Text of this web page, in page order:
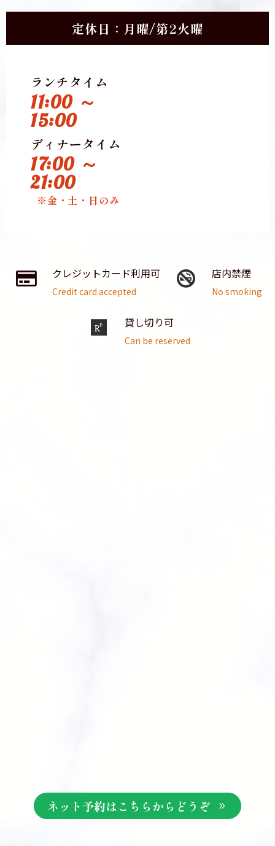
定休日：月曜/第2火曜
ランチタイム
11:00 ～
15:00
ディナータイム
17:00 ～
21:00
※金・土・日のみ
クレジットカード利用可
Credit card accepted
店内禁煙
No smoking
貸し切り可
Can be reserved
ネット予約はこちらからどうぞ